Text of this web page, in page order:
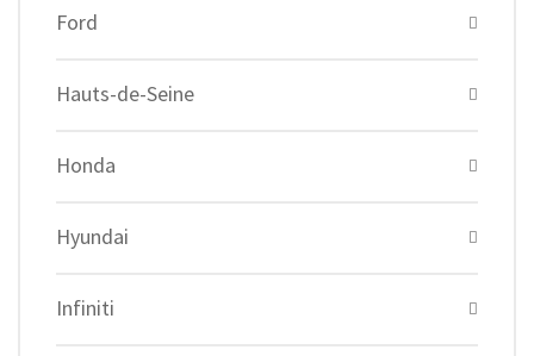
Ford
Hauts-de-Seine
Honda
Hyundai
Infiniti